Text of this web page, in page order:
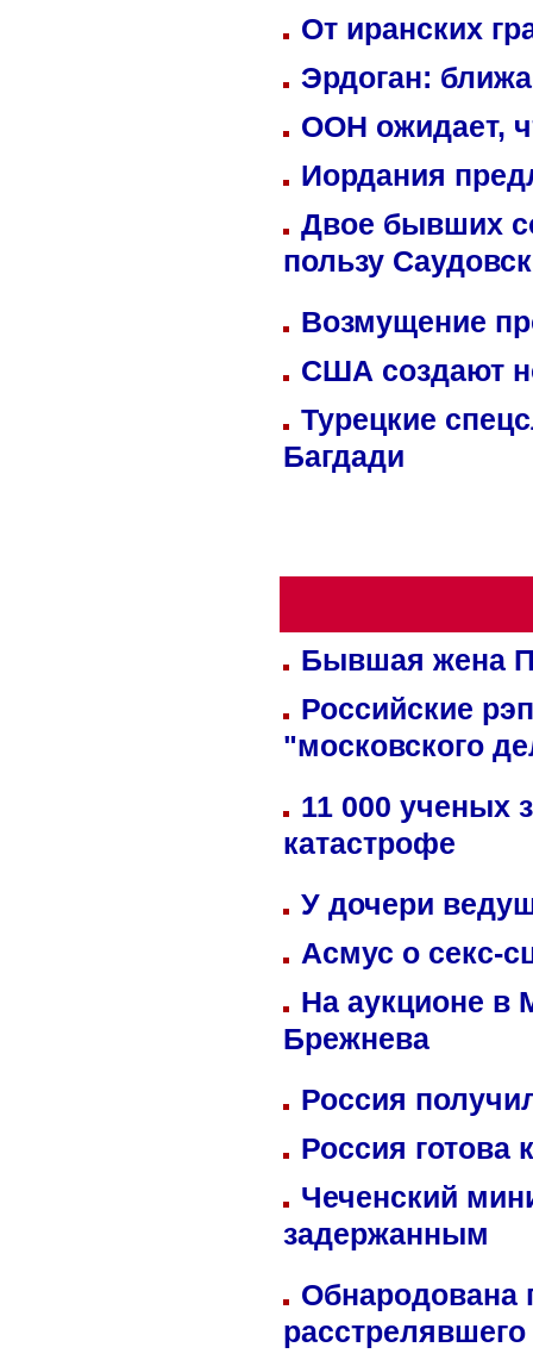
От иранских
Эрдоган:
ООН ожидает,
Иордания
Двое бывших
пользу
Возмущение
США создают
Турецкие
Багдади
Бывшая жена
Российские
"московского
11 000 ученых
катастрофе
У дочери
Асмус о секс-
На аукционе в
Брежнева
Россия
Россия готова
Чеченский
задержанным
Обнародована